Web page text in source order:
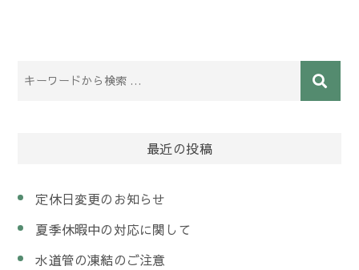
最近の投稿
定休日変更のお知らせ
夏季休暇中の対応に関して
水道管の凍結のご注意